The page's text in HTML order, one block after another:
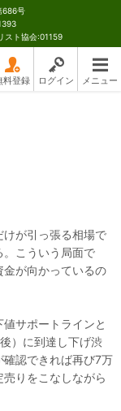
686号
スト協会:01159
料登録 ログイン メニュー
が引っ張る相場で
。こういう局面で
が向かっているの
サポートラインと
）に到達し下げ渋
確認できれば再び7万
りをこなしながら